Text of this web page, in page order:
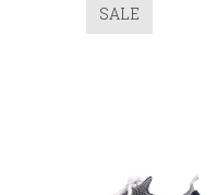
SALE